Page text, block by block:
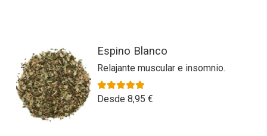
elegir
en
la
página
a
o
c
o
producto
tiene
múltiples
variantes.
Espino Blanco
Relajante muscular e insomnio.
Valorado con5.00
Desde 8,95 €